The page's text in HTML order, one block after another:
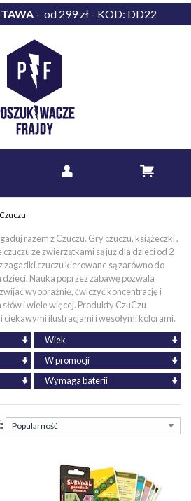
- od 299 zł - KOD: DD22
Czuczu
razem z Czuczu. Gry czuczu, książeczki ,
ze zwierzątkami są już dla dzieci od 2
zagadki czuczu kierowane są zarówno do
Nauka poprzez zabawę pozwala
wyobraźnię, ćwiczyć koncentrację i
i wiele więcej. Produkty CzuCzu
ilustracjami i wesołymi kolorami.
Wiek
W promocji
Wymaga baterii